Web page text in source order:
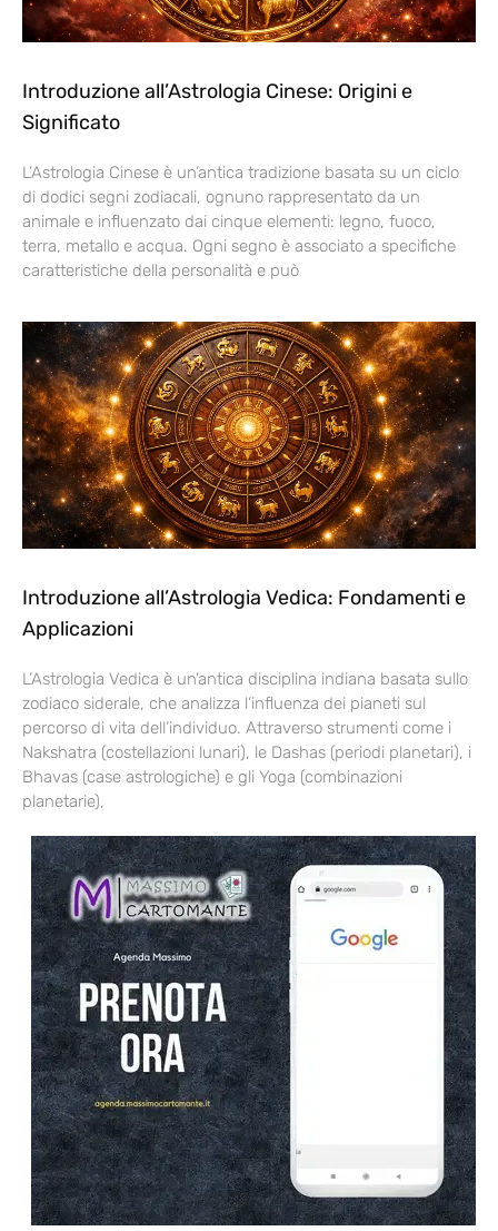
Introduzione all’Astrologia Cinese: Origini e
Significato
L’Astrologia Cinese è un’antica tradizione basata su un ciclo
di dodici segni zodiacali, ognuno rappresentato da un
animale e influenzato dai cinque elementi: legno, fuoco,
terra, metallo e acqua. Ogni segno è associato a specifiche
caratteristiche della personalità e può
Introduzione all’Astrologia Vedica: Fondamenti e
Applicazioni
L’Astrologia Vedica è un’antica disciplina indiana basata sullo
zodiaco siderale, che analizza l’influenza dei pianeti sul
percorso di vita dell’individuo. Attraverso strumenti come i
Nakshatra (costellazioni lunari), le Dashas (periodi planetari), i
Bhavas (case astrologiche) e gli Yoga (combinazioni
planetarie),